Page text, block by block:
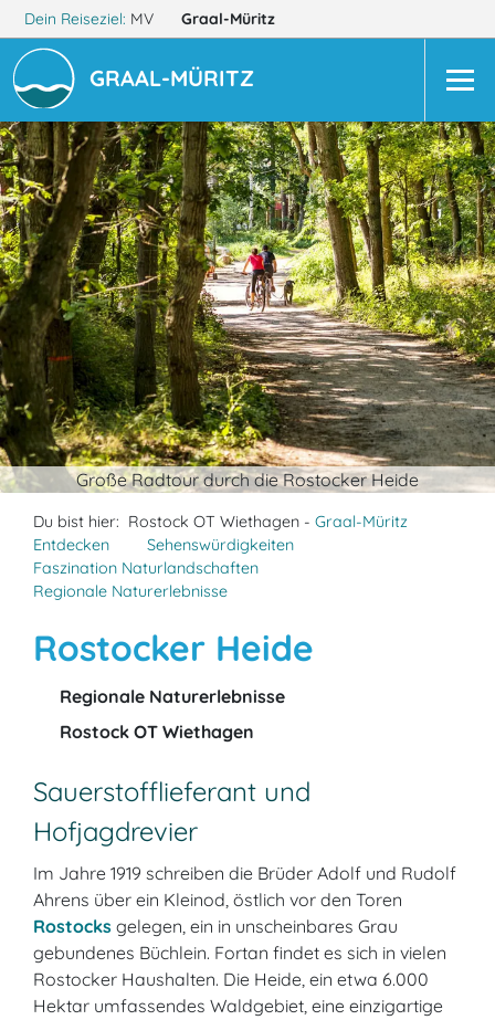
Dein Reiseziel: MV Graal-Müritz
GRAAL-MÜRITZ
Große Radtour durch die Rostocker Heide
Du bist hier: Rostock OT Wiethagen - Graal-Müritz
Entdecken
Sehenswürdigkeiten
Faszination Naturlandschaften
Regionale Naturerlebnisse
Rostocker Heide
Regionale Naturerlebnisse
Rostock OT Wiethagen
Sauerstofflieferant und
Hofjagdrevier
Im Jahre 1919 schreiben die Brüder Adolf und Rudolf
Ahrens über ein Kleinod, östlich vor den Toren
Rostocks gelegen, ein in unscheinbares Grau
gebundenes Büchlein. Fortan findet es sich in vielen
Rostocker Haushalten. Die Heide, ein etwa 6.000
Hektar umfassendes Waldgebiet, eine einzigartige